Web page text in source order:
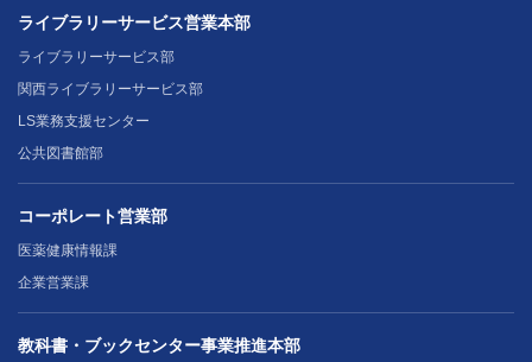
ライブラリーサービス営業本部
ライブラリーサービス部
関西ライブラリーサービス部
LS業務支援センター
公共図書館部
コーポレート営業部
医薬健康情報課
企業営業課
教科書・ブックセンター事業推進本部